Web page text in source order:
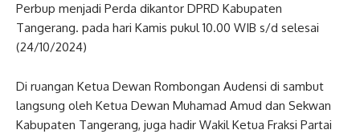
Perbup menjadi Perda dikantor DPRD Kabupaten
Tangerang. pada hari Kamis pukul 10.00 WIB s/d selesai
(24/10/2024)
Di ruangan Ketua Dewan Rombongan Audensi di sambut
langsung oleh Ketua Dewan Muhamad Amud dan Sekwan
Kabupaten Tangerang, juga hadir Wakil Ketua Fraksi Partai